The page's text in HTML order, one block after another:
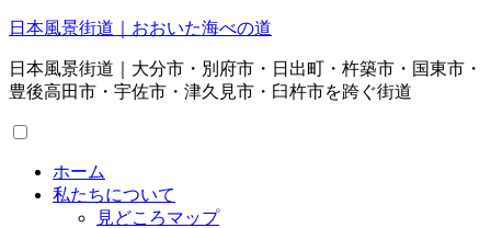
日本風景街道｜おおいた海べの道
日本風景街道｜大分市・別府市・日出町・杵築市・国東市・
豊後高田市・宇佐市・津久見市・臼杵市を跨ぐ街道
ホーム
私たちについて
見どころマップ